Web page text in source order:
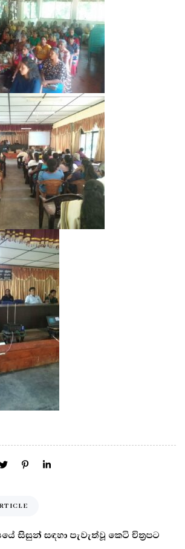
සිසුන් සඳහා පැවැත්වූ කෙටි චිත්‍රපට